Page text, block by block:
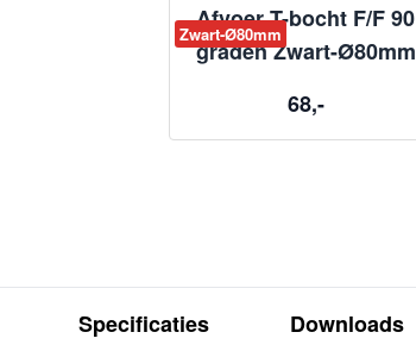
Zwart-Ø80mm
Afvoer T-bocht F/F 90
graden Zwart-Ø80mm
68,-
Specificaties Downloads